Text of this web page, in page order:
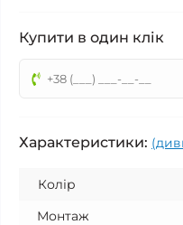
Купити в один клік
Характеристики:
Колір
Монтаж